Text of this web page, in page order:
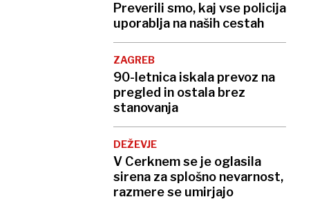
Preverili smo, kaj vse policija
uporablja na naših cestah
ZAGREB
90-letnica iskala prevoz na
pregled in ostala brez
stanovanja
DEŽEVJE
V Cerknem se je oglasila
sirena za splošno nevarnost,
razmere se umirjajo